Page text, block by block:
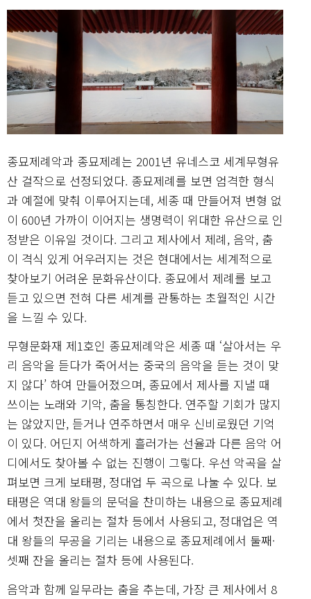
종묘제례악과 종묘제례는 2001년 유네스코 세계무형유
산 걸작으로 선정되었다. 종묘제례를 보면 엄격한 형식
과 예절에 맞춰 이루어지는데, 세종 때 만들어져 변형 없
이 600년 가까이 이어지는 생명력이 위대한 유산으로 인
정받은 이유일 것이다. 그리고 제사에서 제례, 음악, 춤
이 격식 있게 어우러지는 것은 현대에서는 세계적으로
찾아보기 어려운 문화유산이다. 종묘에서 제례를 보고
듣고 있으면 전혀 다른 세계를 관통하는 초월적인 시간
을 느낄 수 있다.
무형문화재 제1호인 종묘제례악은 세종 때 ‘살아서는 우
리 음악을 듣다가 죽어서는 중국의 음악을 듣는 것이 맞
지 않다’ 하여 만들어졌으며, 종묘에서 제사를 지낼 때
쓰이는 노래와 기악, 춤을 통칭한다. 연주할 기회가 많지
는 않았지만, 듣거나 연주하면서 매우 신비로웠던 기억
이 있다. 어딘지 어색하게 흘러가는 선율과 다른 음악 어
디에서도 찾아볼 수 없는 진행이 그렇다. 우선 악곡을 살
펴보면 크게 보태평, 정대업 두 곡으로 나눌 수 있다. 보
태평은 역대 왕들의 문덕을 찬미하는 내용으로 종묘제례
에서 첫잔을 올리는 절차 등에서 사용되고, 정대업은 역
대 왕들의 무공을 기리는 내용으로 종묘제례에서 둘째·
셋째 잔을 올리는 절차 등에 사용된다.
음악과 함께 일무라는 춤을 추는데, 가장 큰 제사에서 8